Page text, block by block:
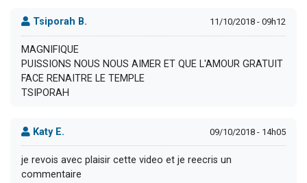
Tsiporah B. 11/10/2018 - 09h12
MAGNIFIQUE
PUISSIONS NOUS NOUS AIMER ET QUE L'AMOUR GRATUIT
FACE RENAITRE LE TEMPLE
TSIPORAH
Katy E. 09/10/2018 - 14h05
je revois avec plaisir cette video et je reecris un
commentaire